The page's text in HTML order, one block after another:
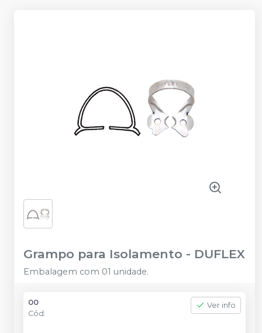
Grampo para Isolamento - DUFLEX
Embalagem com 01 unidade.
00
Cód.
Ver info